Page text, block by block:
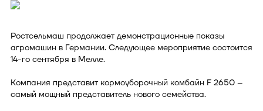
Ростсельмаш продолжает демонстрационные показы
агромашин в Германии. Следующее мероприятие состоится
14-го сентября в Мелле.
Компания представит кормоуборочный комбайн F 2650 –
самый мощный представитель нового семейства.